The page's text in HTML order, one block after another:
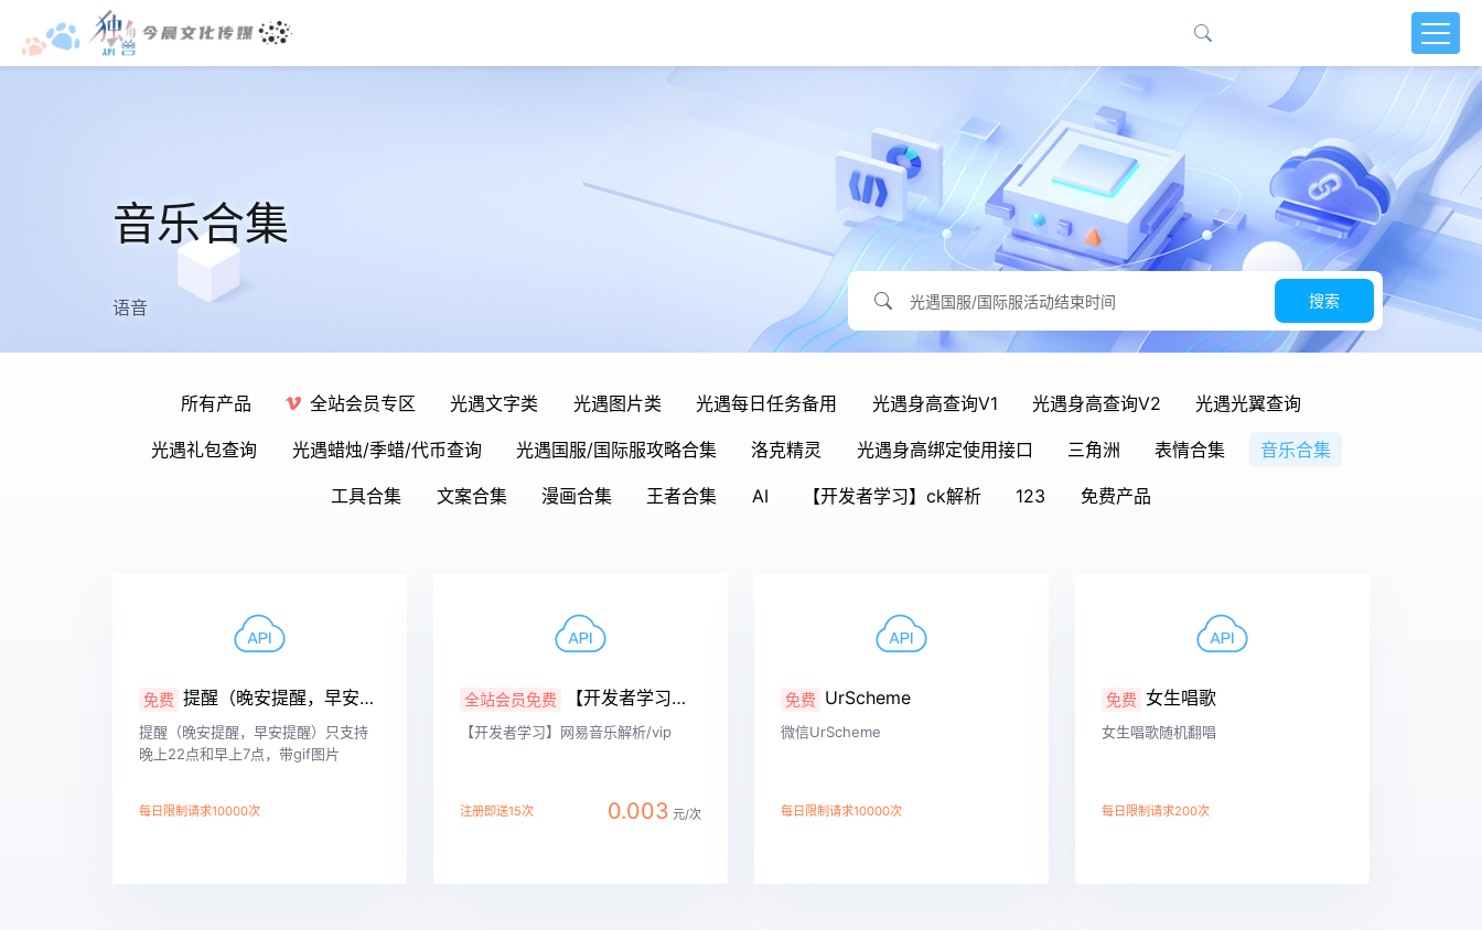
音乐合集
语音 搜索
所有产品 全站会员专区 光遇文字类 光遇图片类 光遇每日任务备用 光遇身高查询V1 光遇身高查询V2 光遇光翼查询
光遇礼包查询 光遇蜡烛/季蜡/代币查询 光遇国服/国际服攻略合集 洛克精灵 光遇身高绑定使用接口 三角洲 表情合集 音乐合集
工具合集 文案合集 漫画合集 王者合集 AI 【开发者学习】ck解析 123 免费产品
免费 提醒（晚安提醒，早安提醒）
提醒（晚安提醒，早安提醒）只支持
晚上22点和早上7点，带gif图片
每日限制请求10000次
全站会员免费 【开发者学习】网易音乐解析
【开发者学习】网易音乐解析/vip
注册即送15次 0.003 元/次
免费 UrScheme
微信UrScheme
每日限制请求10000次
免费 女生唱歌
女生唱歌随机翻唱
每日限制请求200次